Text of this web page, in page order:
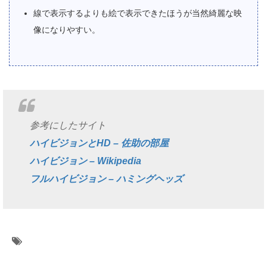
線で表示するよりも絵で表示できたほうが当然綺麗な映
像になりやすい。
参考にしたサイト
ハイビジョンとHD – 佐助の部屋
ハイビジョン – Wikipedia
フルハイビジョン – ハミングヘッズ